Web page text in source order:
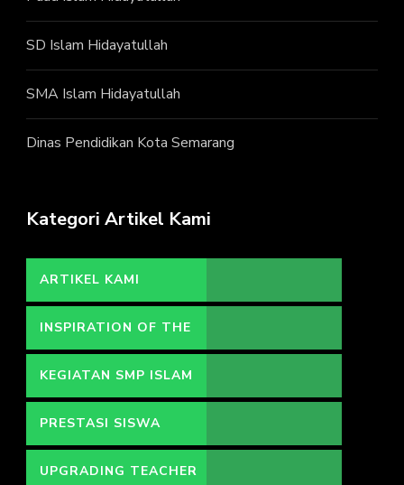
SD Islam Hidayatullah
SMA Islam Hidayatullah
Dinas Pendidikan Kota Semarang
Kategori Artikel Kami
ARTIKEL KAMI
INSPIRATION OF THE
DAY
KEGIATAN SMP ISLAM
HIDAYATULLAH
PRESTASI SISWA
UPGRADING TEACHER